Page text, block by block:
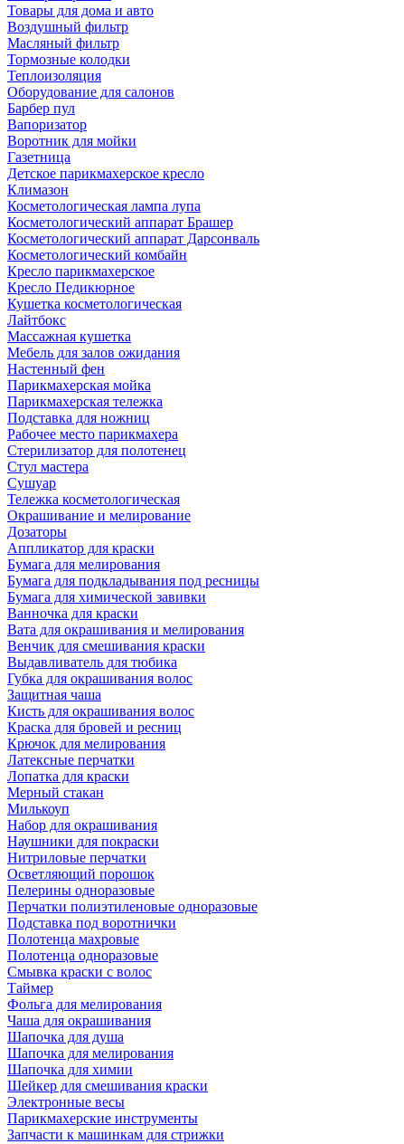
Товары для дома и авто
Воздушный фильтр
Масляный фильтр
Тормозные колодки
Теплоизоляция
Оборудование для салонов
Барбер пул
Вапоризатор
Воротник для мойки
Газетница
Детское парикмахерское кресло
Климазон
Косметологическая лампа лупа
Косметологический аппарат Брашер
Косметологический аппарат Дарсонваль
Косметологический комбайн
Кресло парикмахерское
Кресло Педикюрное
Кушетка косметологическая
Лайтбокс
Массажная кушетка
Мебель для залов ожидания
Настенный фен
Парикмахерская мойка
Парикмахерская тележка
Подставка для ножниц
Рабочее место парикмахера
Стерилизатор для полотенец
Стул мастера
Сушуар
Тележка косметологическая
Окрашивание и мелирование
Дозаторы
Аппликатор для краски
Бумага для мелирования
Бумага для подкладывания под ресницы
Бумага для химической завивки
Ванночка для краски
Вата для окрашивания и мелирования
Венчик для смешивания краски
Выдавливатель для тюбика
Губка для окрашивания волос
Защитная чаша
Кисть для окрашивания волос
Краска для бровей и ресниц
Крючок для мелирования
Латексные перчатки
Лопатка для краски
Мерный стакан
Милькоуп
Набор для окрашивания
Наушники для покраски
Нитриловые перчатки
Осветляющий порошок
Пелерины одноразовые
Перчатки полиэтиленовые одноразовые
Подставка под воротнички
Полотенца махровые
Полотенца одноразовые
Смывка краски с волос
Таймер
Фольга для мелирования
Чаша для окрашивания
Шапочка для душа
Шапочка для мелирования
Шапочка для химии
Шейкер для смешивания краски
Электронные весы
Парикмахерские инструменты
Запчасти к машинкам для стрижки